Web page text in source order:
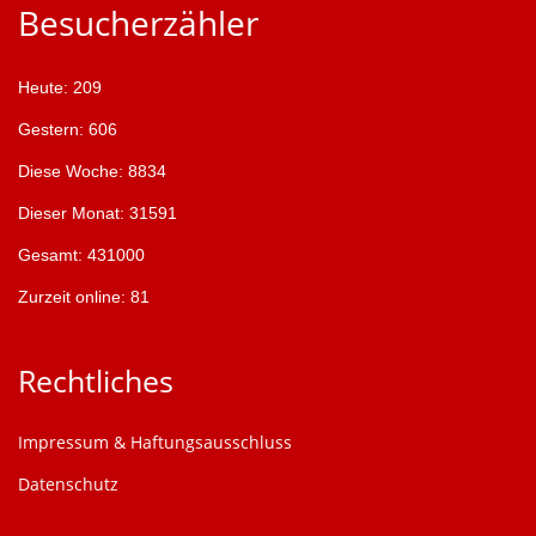
c
e
Besucherzähler
Heute: 209
Gestern: 606
Diese Woche: 8834
Dieser Monat: 31591
Gesamt: 431000
Zurzeit online: 81
Rechtliches
Impressum & Haftungsausschluss
Datenschutz